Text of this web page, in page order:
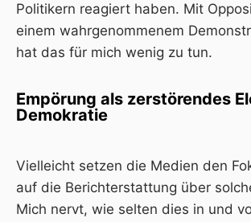
Politikern reagiert haben. Mit
einem wahrgenommenem
hat das für mich wenig zu tun.
Empörung als zerstörendes
Demokratie
Vielleicht setzen die Medien den
auf die Berichterstattung über
Mich nervt, wie selten dies in und